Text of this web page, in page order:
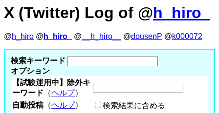
X (Twitter) Log of @h_hiro_
@h_hiro @ h_hiro_ @ __h_hiro__ @dousenP @k000072
検索キーワード
オプション
【試験運用中】除外キ
ーワード （ヘルプ）
自動投稿 （ヘルプ） 検索結果に含める